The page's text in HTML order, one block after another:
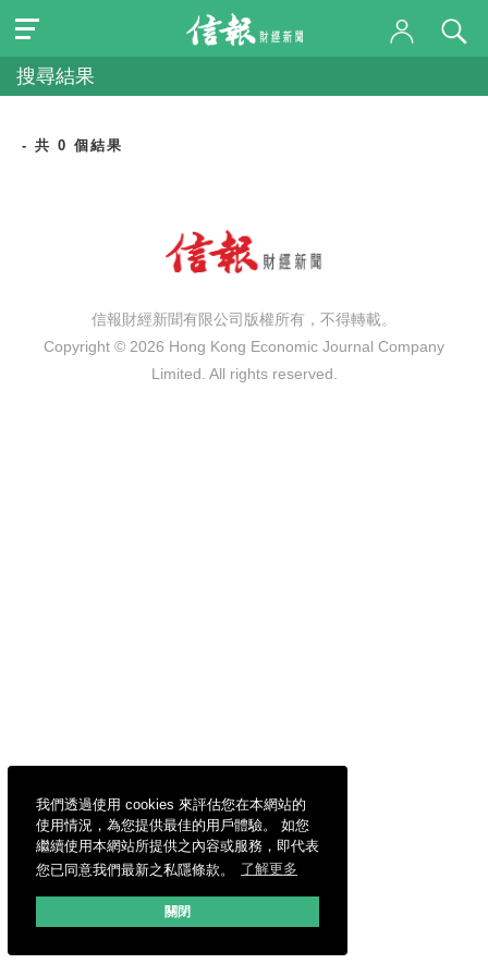
我們透過使用 cookies 來評估您在本網站的
使用情況，為您提供最佳的用戶體驗。 如您
繼續使用本網站所提供之內容或服務，即代表
您已同意我們最新之私隱條款。
了解更多
關閉
搜尋結果
- 共 0 個結果
信報財經新聞有限公司版權所有，不得轉載。
Copyright © 2026 Hong Kong Economic Journal Company
Limited. All rights reserved.